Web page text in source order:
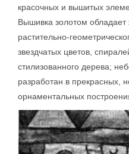
красочных и вышитых
Вышивка золотом
растительно-
звездчатых цветов,
стилизованного дерева;
разработан в прекрасных,
орнаментальных